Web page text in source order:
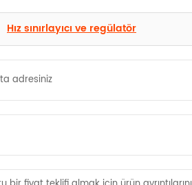
Hız sınırlayıcı ve regülatör